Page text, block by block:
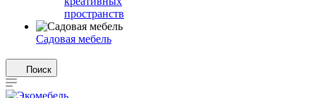
пространств
Садовая мебель
Поиск